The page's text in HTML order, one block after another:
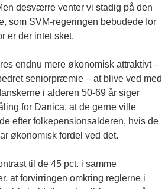
desværre venter vi stadig på den
som SVM-regeringen bebudede for
er der intet sket.
endnu mere økonomisk attraktivt –
seniorpræmie – at blive ved med
i alderen 50-69 år siger
for Danica, at de gerne ville
efter folkepensionsalderen, hvis de
økonomisk fordel ved det.
til de 45 pct. i samme
at forvirringen omkring reglerne i